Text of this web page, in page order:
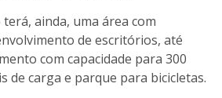
ainda, uma área com
de escritórios, até
com capacidade para 300
de carga e parque para bicicletas.